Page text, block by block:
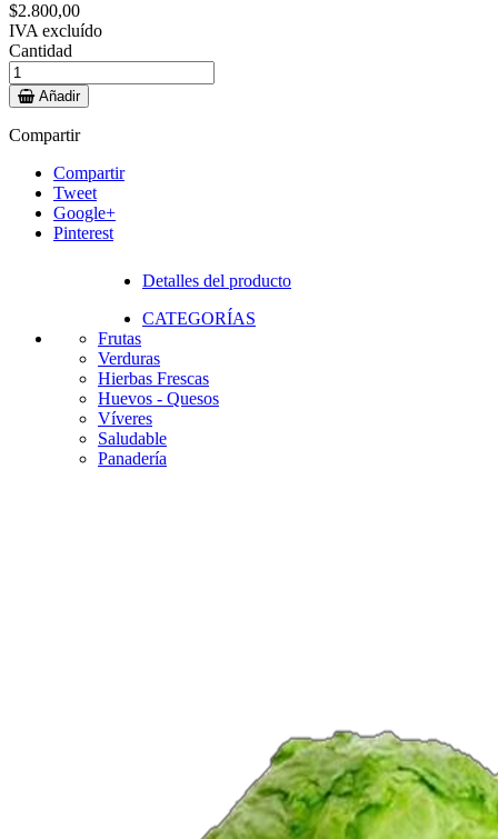
$2.800,00
IVA excluído
Cantidad
Añadir
Compartir
Compartir
Tweet
Google+
Pinterest
Detalles del producto
CATEGORÍAS
Frutas
Verduras
Hierbas Frescas
Huevos - Quesos
Víveres
Saludable
Panadería